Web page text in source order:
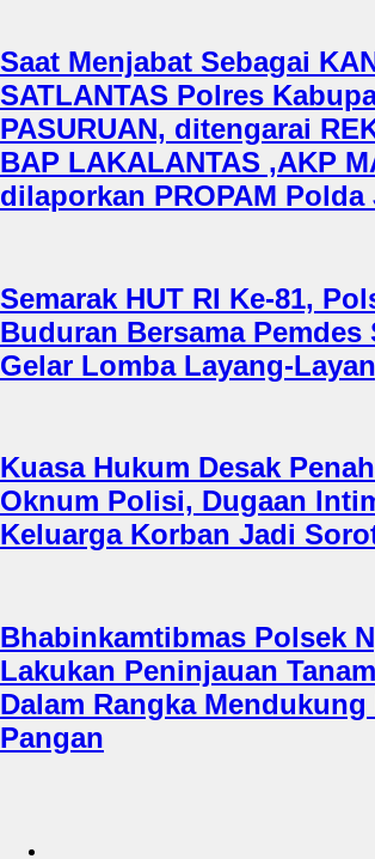
Saat Menjabat Sebagai
SATLANTAS Polres
PASURUAN, ditengarai
BAP LAKALANTAS ,AKP
dilaporkan PROPAM Polda
Semarak HUT RI Ke-81,
Buduran Bersama Pemdes
Gelar Lomba Layang-
Kuasa Hukum Desak
Oknum Polisi, Dugaan
Keluarga Korban Jadi
Bhabinkamtibmas Polsek
Lakukan Peninjauan
Dalam Rangka Mendukung
Pangan